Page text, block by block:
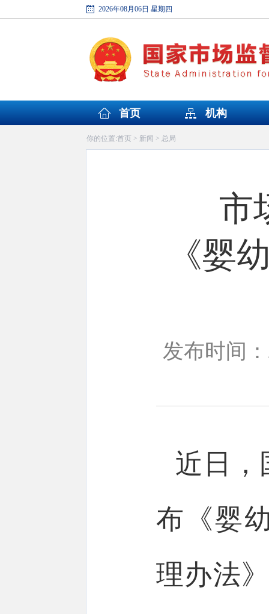
2026年08月06日 星期四
首页 机构
你的位置:首页> 新闻 > 总局
市
《婴
发布时间
近日，
布《婴
理办法